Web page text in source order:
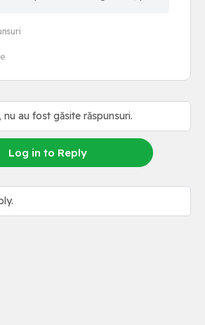
nu au fost găsite răspunsuri.
Log in to Reply